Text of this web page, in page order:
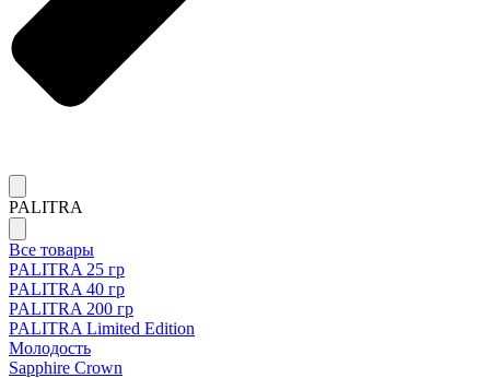
PALITRA
Все товары
PALITRA 25 гр
PALITRA 40 гр
PALITRA 200 гр
PALITRA Limited Edition
Молодость
Sapphire Crown